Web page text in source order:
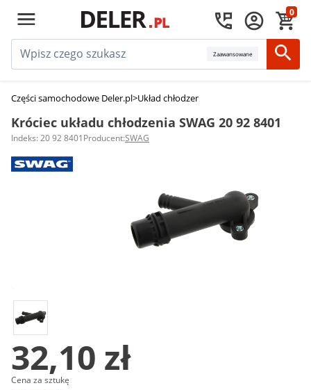
0
Zaawansowane
Części samochodowe Deler.pl>Układ chłodzenia silnika
Króciec układu chłodzenia SWAG 20 92 8401
Indeks: 20 92 8401Producent:SWAG
32,10 zł
Cena za sztukę